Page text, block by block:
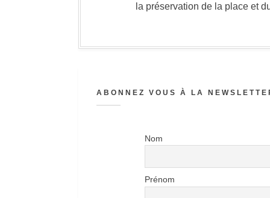
la préservation de la place et
ABONNEZ VOUS À LA
Nom
Prénom